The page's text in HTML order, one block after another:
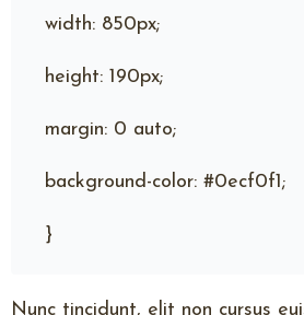
width: 850px;
height: 190px;
margin: 0 auto;
background-color: #0ecf0f1;
}
Nunc tincidunt, elit non cursus